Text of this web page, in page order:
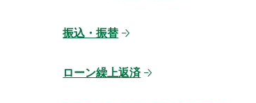
振込・振替
ローン繰上返済